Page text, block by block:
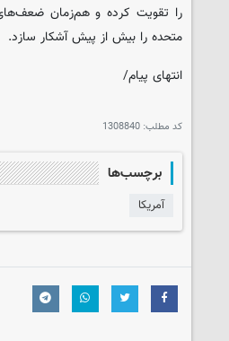
را تقویت کرده و هم‌زمان ضعف‌های
متحده را بیش از پیش آشکار سازد.
انتهای پیام/
کد مطلب: 1308840
برچسب‌ها
آمریکا